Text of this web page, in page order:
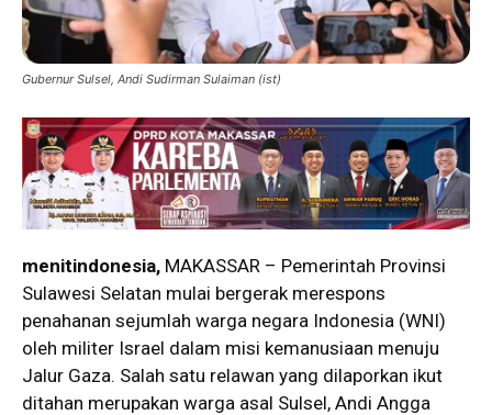
Gubernur Sulsel, Andi Sudirman Sulaiman (ist)
menitindonesia, MAKASSAR – Pemerintah Provinsi
Sulawesi Selatan mulai bergerak merespons
penahanan sejumlah warga negara Indonesia (WNI)
oleh militer Israel dalam misi kemanusiaan menuju
Jalur Gaza. Salah satu relawan yang dilaporkan ikut
ditahan merupakan warga asal Sulsel, Andi Angga